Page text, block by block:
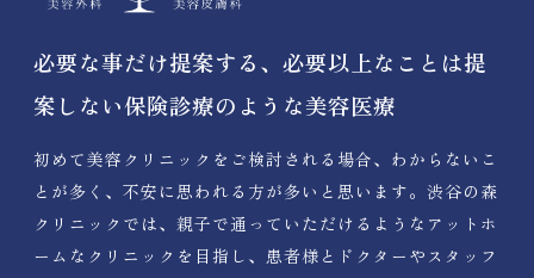
必要な事だけ提案する、必要以上なことは提
案しない保険診療のような美容医療
初めて美容クリニックをご検討される場合、わからないこ
とが多く、不安に思われる方が多いと思います。渋谷の森
クリニックでは、親子で通っていただけるようなアットホ
ームなクリニックを目指し、患者様とドクターやスタッフ